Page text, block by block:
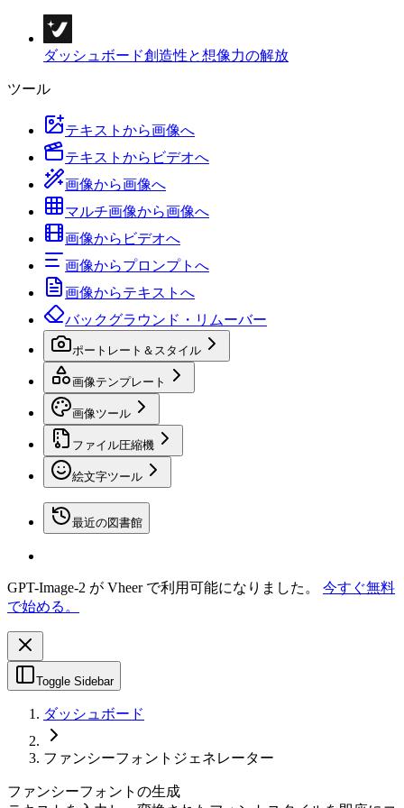
ダッシュボード創造性と想像力の解放
ツール
テキストから画像へ
テキストからビデオへ
画像から画像へ
マルチ画像から画像へ
画像からビデオへ
画像からプロンプトへ
画像からテキストへ
バックグラウンド・リムーバー
ポートレート＆スタイル
画像テンプレート
画像ツール
ファイル圧縮機
絵文字ツール
最近の図書館
GPT-Image-2 が Vheer で利用可能になりました。
今すぐ無料
で始める。
Toggle Sidebar
ダッシュボード
ファンシーフォントジェネレーター
ファンシーフォントの生成